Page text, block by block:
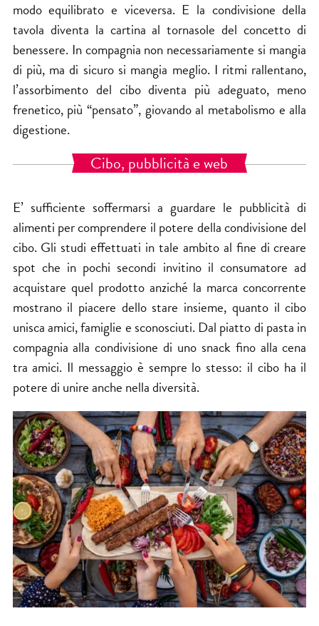
modo equilibrato e viceversa. E la condivisione della
tavola diventa la cartina al tornasole del concetto di
benessere. In compagnia non necessariamente si mangia
di più, ma di sicuro si mangia meglio. I ritmi rallentano,
l’assorbimento del cibo diventa più adeguato, meno
frenetico, più “pensato”, giovando al metabolismo e alla
digestione.
Cibo, pubblicità e web
E’ sufficiente soffermarsi a guardare le pubblicità di
alimenti per comprendere il potere della condivisione del
cibo. Gli studi effettuati in tale ambito al fine di creare
spot che in pochi secondi invitino il consumatore ad
acquistare quel prodotto anziché la marca concorrente
mostrano il piacere dello stare insieme, quanto il cibo
unisca amici, famiglie e sconosciuti. Dal piatto di pasta in
compagnia alla condivisione di uno snack fino alla cena
tra amici. Il messaggio è sempre lo stesso: il cibo ha il
potere di unire anche nella diversità.